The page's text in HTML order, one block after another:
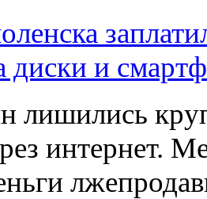
диски и
лишились
интернет.